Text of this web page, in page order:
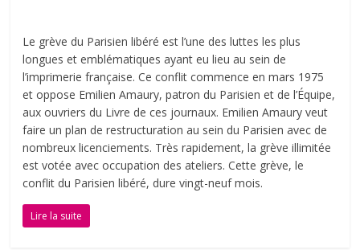
Le grève du Parisien libéré est l’une des luttes les plus
longues et emblématiques ayant eu lieu au sein de
l’imprimerie française. Ce conflit commence en mars 1975
et oppose Emilien Amaury, patron du Parisien et de l’Équipe,
aux ouvriers du Livre de ces journaux. Emilien Amaury veut
faire un plan de restructuration au sein du Parisien avec de
nombreux licenciements. Très rapidement, la grève illimitée
est votée avec occupation des ateliers. Cette grève, le
conflit du Parisien libéré, dure vingt-neuf mois.
Lire la suite